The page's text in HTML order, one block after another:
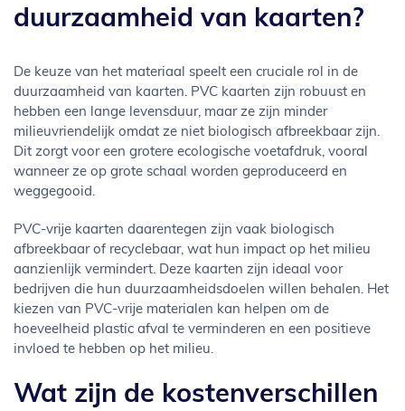
duurzaamheid van kaarten?
De keuze van het materiaal speelt een cruciale rol in de
duurzaamheid van kaarten. PVC kaarten zijn robuust en
hebben een lange levensduur, maar ze zijn minder
milieuvriendelijk omdat ze niet biologisch afbreekbaar zijn.
Dit zorgt voor een grotere ecologische voetafdruk, vooral
wanneer ze op grote schaal worden geproduceerd en
weggegooid.
PVC-vrije kaarten daarentegen zijn vaak biologisch
afbreekbaar of recyclebaar, wat hun impact op het milieu
aanzienlijk vermindert. Deze kaarten zijn ideaal voor
bedrijven die hun duurzaamheidsdoelen willen behalen. Het
kiezen van PVC-vrije materialen kan helpen om de
hoeveelheid plastic afval te verminderen en een positieve
invloed te hebben op het milieu.
Wat zijn de kostenverschillen